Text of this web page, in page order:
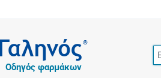
®
Οδηγός φαρμάκων